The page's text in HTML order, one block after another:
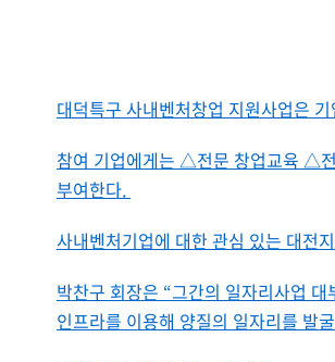
대덕특구 사내벤처창업 지원사업은
참여 기업에게는 △전문 창업교육 △
부여한다.
사내벤처기업에 대한 관심 있는 대전
박찬구 회장은 “그간의 일자리사업
인프라를 이용해 양질의 일자리를 발